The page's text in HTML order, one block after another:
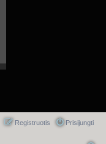
Prisijungti
Registruotis